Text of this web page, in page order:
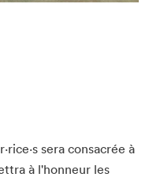
sera consacrée à
à l'honneur les